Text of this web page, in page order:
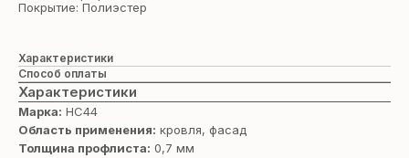
Покрытие: Полиэстер
Характеристики
Способ оплаты
Характеристики
Марка: НС44
Область применения: кровля, фасад
Толщина профлиста: 0,7 мм